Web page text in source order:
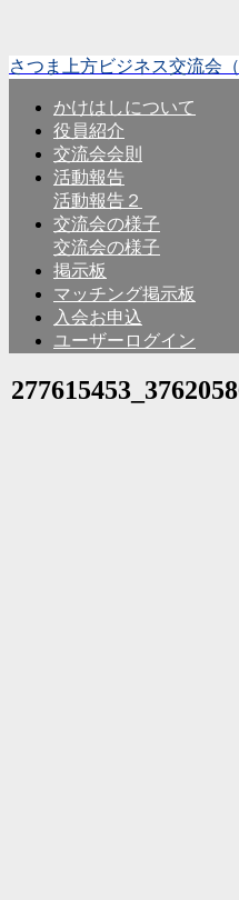
さつま上方ビジネス交流会（
かけはしについて
役員紹介
交流会会則
活動報告
活動報告２
交流会の様子
交流会の様子
掲示板
マッチング掲示板
入会お申込
ユーザーログイン